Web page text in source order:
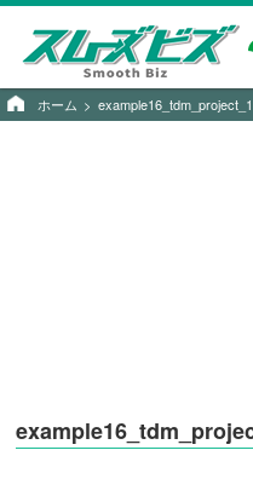
ホーム example16_tdm_project_1